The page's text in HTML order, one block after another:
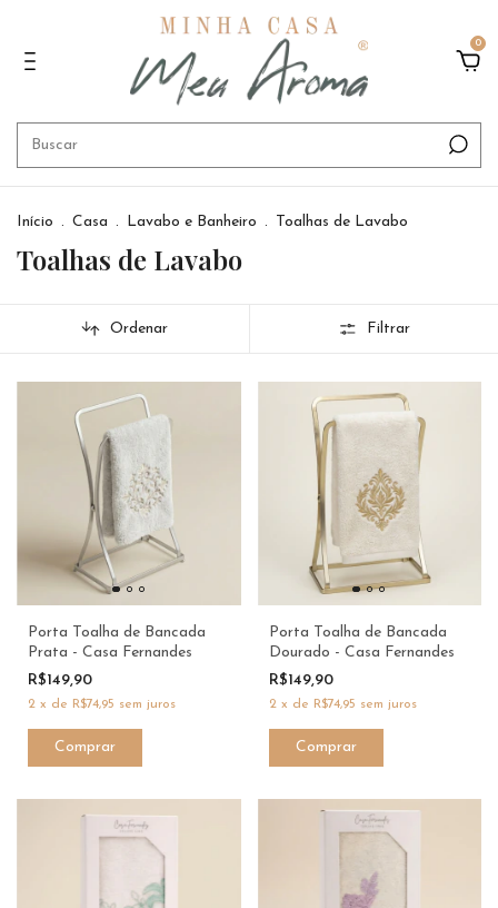
0
Início . Casa . Lavabo e Banheiro . Toalhas de Lavabo
Toalhas de Lavabo
Ordenar Filtrar
Porta Toalha de Bancada
Prata - Casa Fernandes
R$149,90
2 x de R$74,95 sem juros
Porta Toalha de Bancada
Dourado - Casa Fernandes
R$149,90
2 x de R$74,95 sem juros